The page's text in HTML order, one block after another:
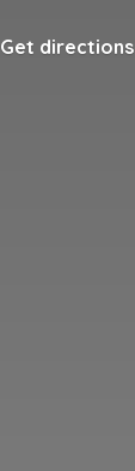
Get directions